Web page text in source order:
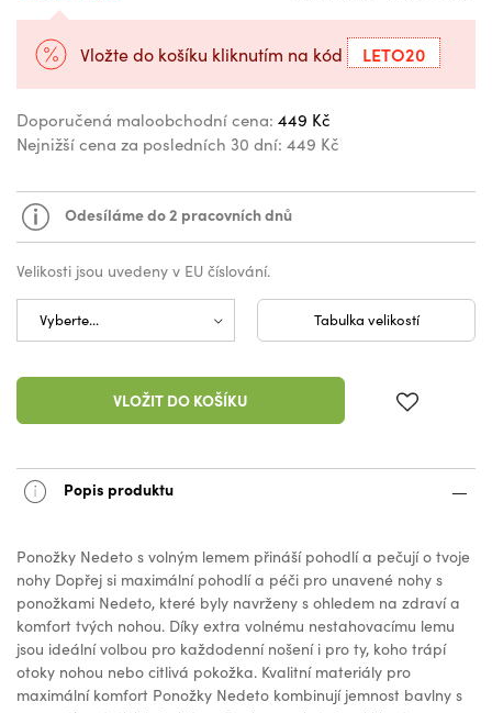
Vložte do košíku kliknutím na kód LETO20
Doporučená maloobchodní cena: 449 Kč
Nejnižší cena za posledních 30 dní: 449 Kč
Odesíláme do 2 pracovních dnů
Velikosti jsou uvedeny v EU číslování.
Tabulka velikostí
VLOŽIT DO KOŠÍKU
Popis produktu
Ponožky Nedeto s volným lemem přináší pohodlí a pečují o tvoje
nohy Dopřej si maximální pohodlí a péči pro unavené nohy s
ponožkami Nedeto, které byly navrženy s ohledem na zdraví a
komfort tvých nohou. Díky extra volnému nestahovacímu lemu
jsou ideální volbou pro každodenní nošení i pro ty, koho trápí
otoky nohou nebo citlivá pokožka. Kvalitní materiály pro
maximální komfort Ponožky Nedeto kombinují jemnost bavlny s